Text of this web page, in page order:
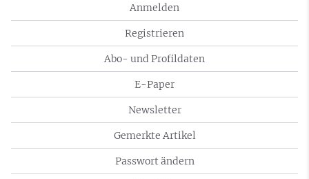
Anmelden
Registrieren
Abo- und Profildaten
E-Paper
Newsletter
Gemerkte Artikel
Passwort ändern